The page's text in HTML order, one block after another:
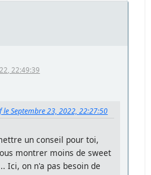
22:49:39
le Septembre 23, 2022, 22:27:50
un conseil pour toi,
montrer moins de sweet
Ici, on n'a pas besoin de